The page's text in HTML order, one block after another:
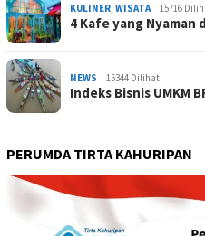
KULINER, WISATA 15716
4 Kafe yang
NEWS 15344 Dilihat
Indeks Bisnis UMKM
PERUMDA TIRTA KAHURIPAN